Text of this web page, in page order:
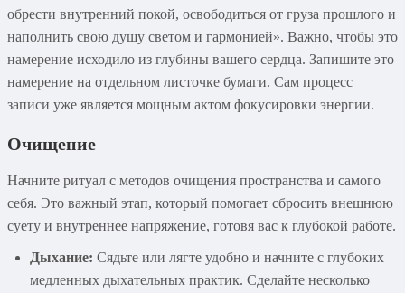
обрести внутренний покой, освободиться от груза прошлого и
наполнить свою душу светом и гармонией». Важно, чтобы это
намерение исходило из глубины вашего сердца. Запишите это
намерение на отдельном листочке бумаги. Сам процесс
записи уже является мощным актом фокусировки энергии.
Очищение
Начните ритуал с методов очищения пространства и самого
себя. Это важный этап, который помогает сбросить внешнюю
суету и внутреннее напряжение, готовя вас к глубокой работе.
Дыхание: Сядьте или лягте удобно и начните с глубоких
медленных дыхательных практик. Сделайте несколько